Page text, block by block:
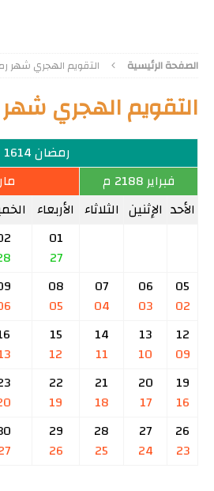
الصفحة الرئيسية التقويم الهجري شهر
التقويم الهجري شهر
رمضان 1614
فبراير 2188 م
الأحد الإثنين الثلاثاء الأربعاء
01
27
05
02
06
03
07
04
08
05
12
09
13
10
14
11
15
12
19
16
20
17
21
18
22
19
26
23
27
24
28
25
29
26